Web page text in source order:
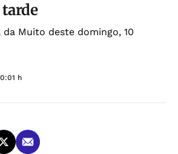
Muito deste domingo, 10
h